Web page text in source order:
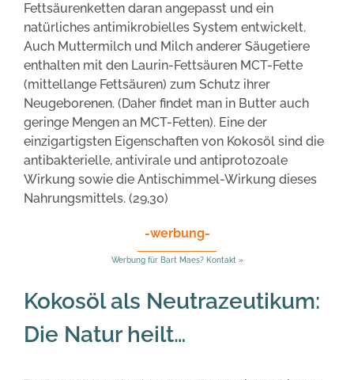
Fettsäurenketten daran angepasst und ein
natürliches antimikrobielles System entwickelt.
Auch Muttermilch und Milch anderer Säugetiere
enthalten mit den Laurin-Fettsäuren MCT-Fette
(mittellange Fettsäuren) zum Schutz ihrer
Neugeborenen. (Daher findet man in Butter auch
geringe Mengen an MCT-Fetten). Eine der
einzigartigsten Eigenschaften von Kokosöl sind die
antibakterielle, antivirale und antiprotozoale
Wirkung sowie die Antischimmel-Wirkung dieses
Nahrungsmittels. (29,30)
-werbung-
Werbung für Bart Maes? Kontakt »
Kokosöl als Neutrazeutikum:
Die Natur heilt…